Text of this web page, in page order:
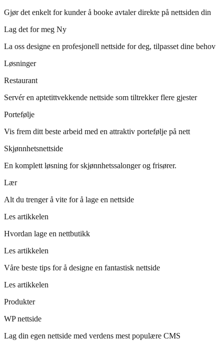
Gjør det enkelt for kunder å booke avtaler direkte på nettsiden din
Lag det for meg Ny
La oss designe en profesjonell nettside for deg, tilpasset dine behov
Løsninger
Restaurant
Servér en aptetittvekkende nettside som tiltrekker flere gjester
Portefølje
Vis frem ditt beste arbeid med en attraktiv portefølje på nett
Skjønnhetsnettside
En komplett løsning for skjønnhetssalonger og frisører.
Lær
Alt du trenger å vite for å lage en nettside
Les artikkelen
Hvordan lage en nettbutikk
Les artikkelen
Våre beste tips for å designe en fantastisk nettside
Les artikkelen
Produkter
WP nettside
Lag din egen nettside med verdens mest populære CMS